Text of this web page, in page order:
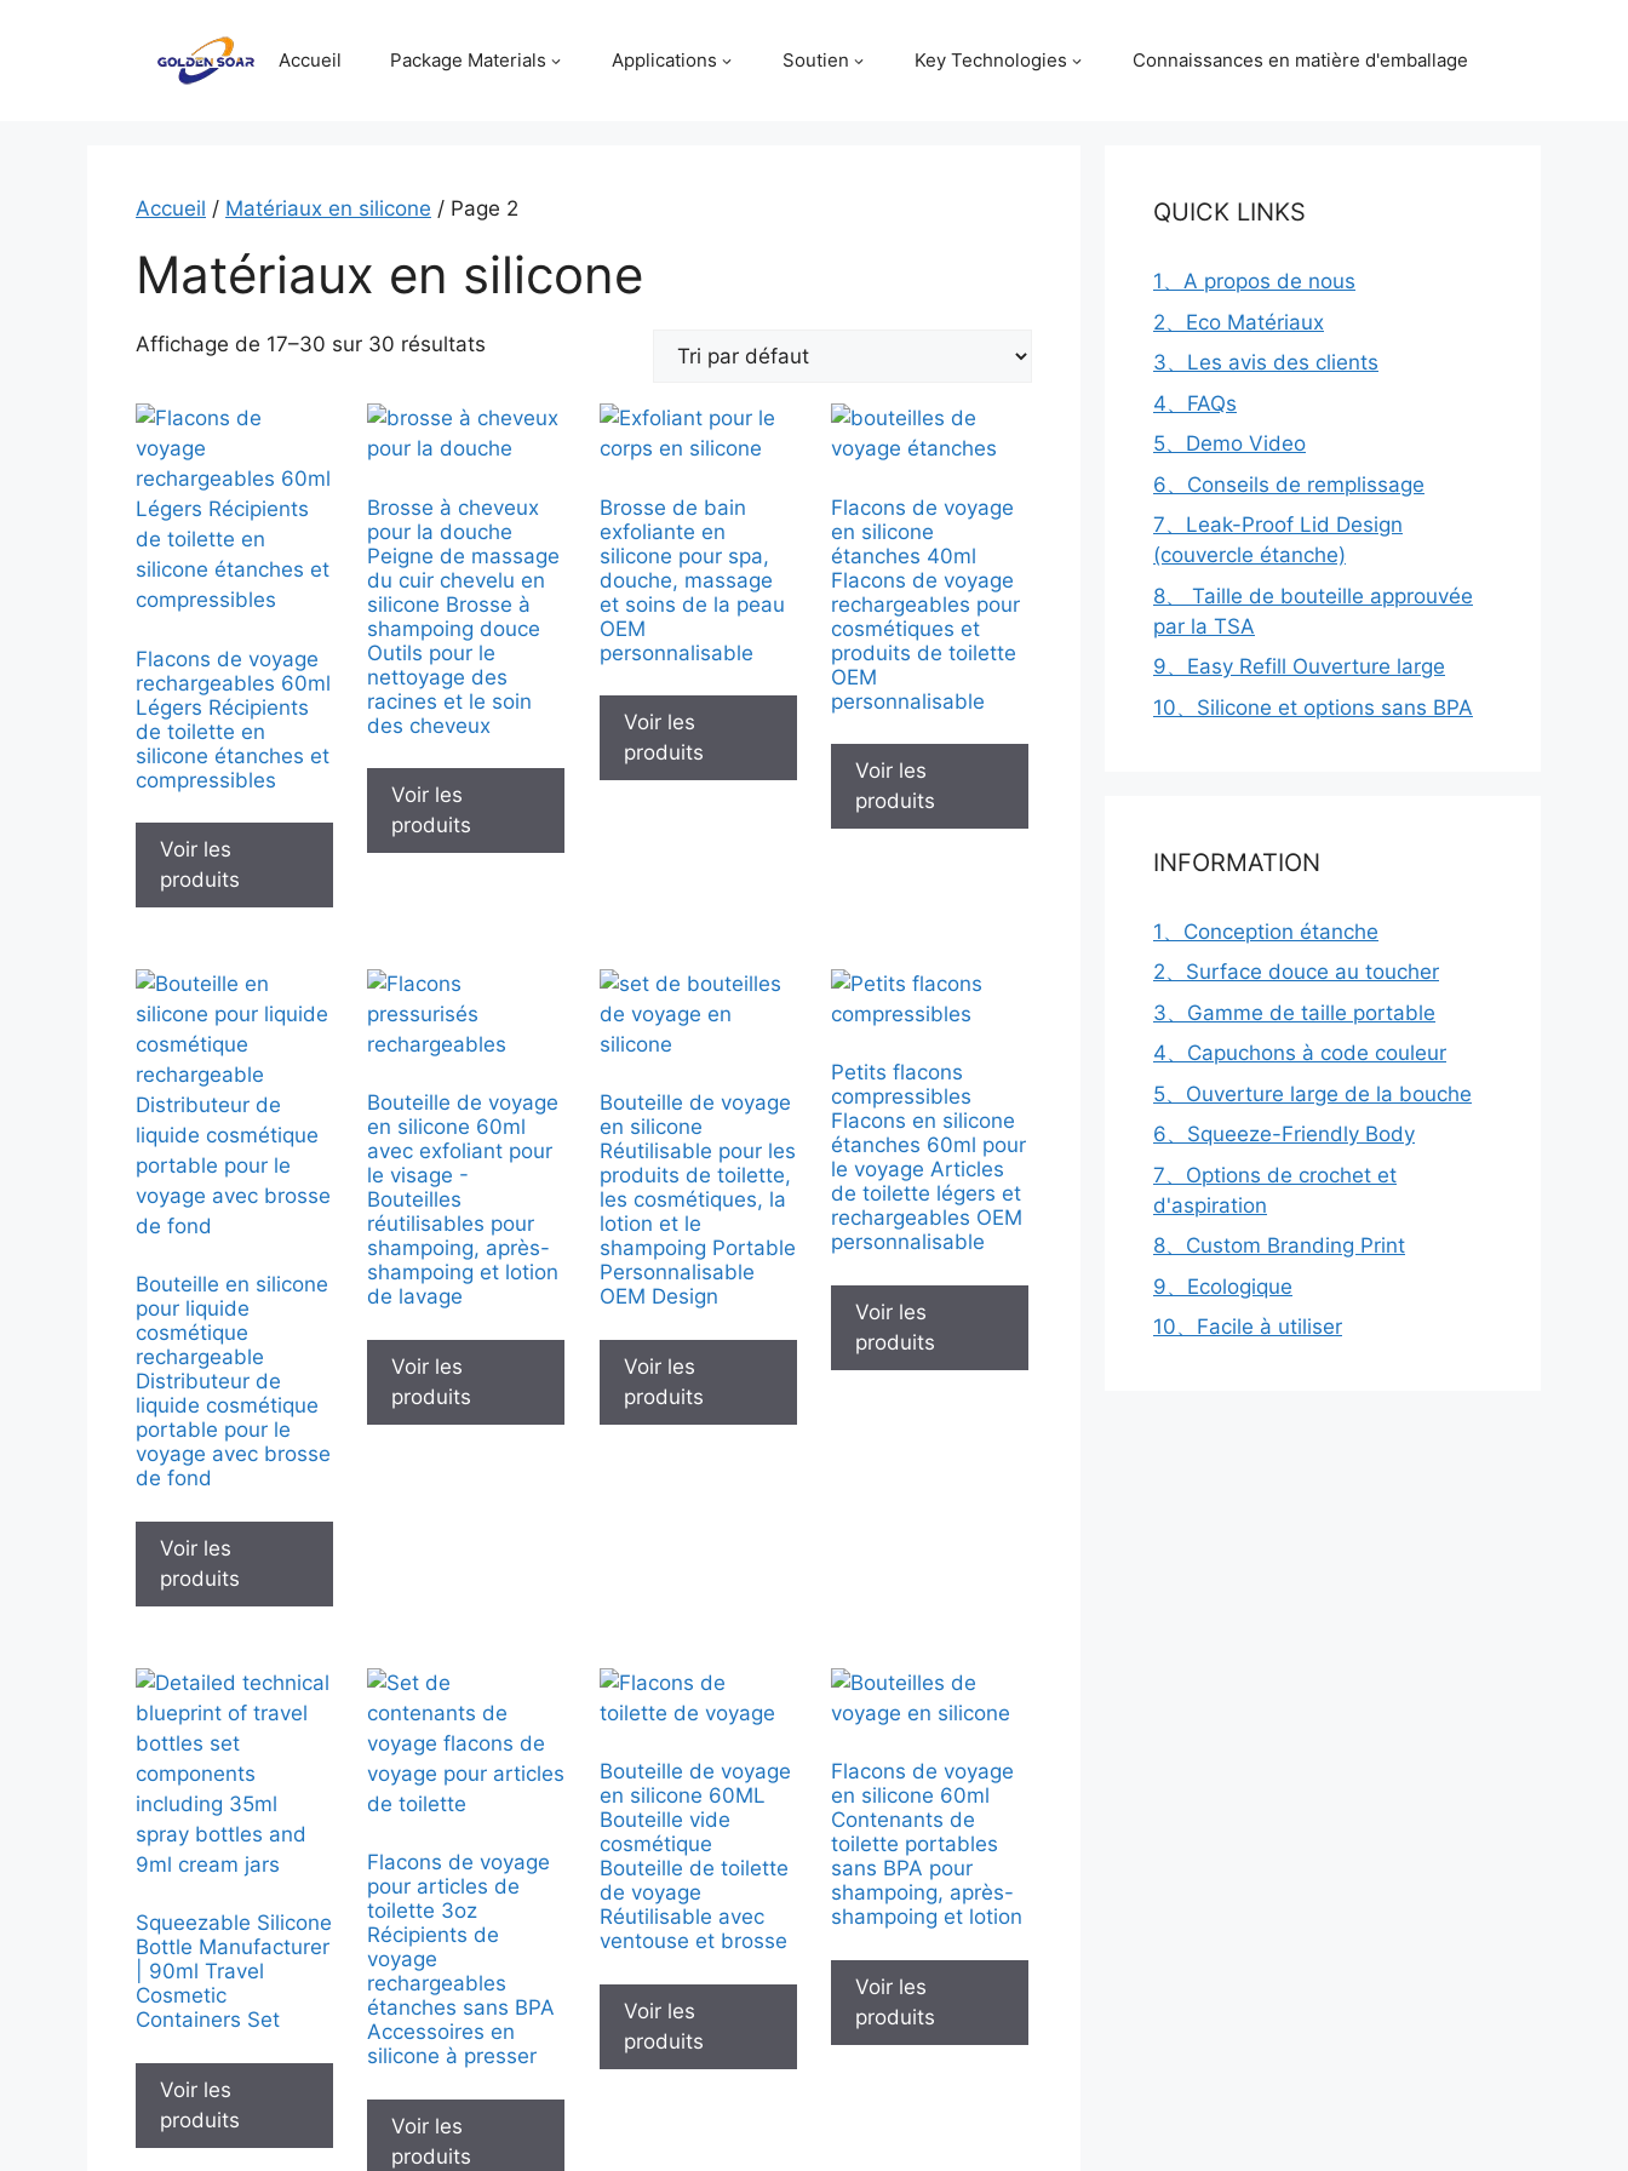
Accueil Package Materials Applications Soutien Key Technologies Connaissances en matière d'emballage
Accueil / Matériaux en silicone / Page 2
Matériaux en silicone
Affichage de 17–30 sur 30 résultats
Flacons de voyage
rechargeables 60ml
Légers Récipients
de toilette en
silicone étanches et
compressibles
Voir les
produits
Brosse à cheveux
pour la douche
Peigne de massage
du cuir chevelu en
silicone Brosse à
shampoing douce
Outils pour le
nettoyage des
racines et le soin
des cheveux
Voir les
produits
Brosse de bain
exfoliante en
silicone pour spa,
douche, massage
et soins de la peau
OEM
personnalisable
Voir les
produits
Flacons de voyage
en silicone
étanches 40ml
Flacons de voyage
rechargeables pour
cosmétiques et
produits de toilette
OEM
personnalisable
Voir les
produits
Bouteille en silicone
pour liquide
cosmétique
rechargeable
Distributeur de
liquide cosmétique
portable pour le
voyage avec brosse
de fond
Voir les
produits
Bouteille de voyage
en silicone 60ml
avec exfoliant pour
le visage -
Bouteilles
réutilisables pour
shampoing, après-
shampoing et lotion
de lavage
Voir les
produits
Bouteille de voyage
en silicone
Réutilisable pour les
produits de toilette,
les cosmétiques, la
lotion et le
shampoing Portable
Personnalisable
OEM Design
Voir les
produits
Petits flacons
compressibles
Flacons en silicone
étanches 60ml pour
le voyage Articles
de toilette légers et
rechargeables OEM
personnalisable
Voir les
produits
Squeezable Silicone
Bottle Manufacturer
| 90ml Travel
Cosmetic
Containers Set
Voir les
produits
Flacons de voyage
pour articles de
toilette 3oz
Récipients de
voyage
rechargeables
étanches sans BPA
Accessoires en
silicone à presser
Voir les
produits
Bouteille de voyage
en silicone 60ML
Bouteille vide
cosmétique
Bouteille de toilette
de voyage
Réutilisable avec
ventouse et brosse
Voir les
produits
Flacons de voyage
en silicone 60ml
Contenants de
toilette portables
sans BPA pour
shampoing, après-
shampoing et lotion
Voir les
produits
QUICK LINKS
1、A propos de nous
2、Eco Matériaux
3、Les avis des clients
4、FAQs
5、Demo Video
6、Conseils de remplissage
7、Leak-Proof Lid Design
(couvercle étanche)
8、 Taille de bouteille approuvée
par la TSA
9、Easy Refill Ouverture large
10、Silicone et options sans BPA
INFORMATION
1、Conception étanche
2、Surface douce au toucher
3、Gamme de taille portable
4、Capuchons à code couleur
5、Ouverture large de la bouche
6、Squeeze-Friendly Body
7、Options de crochet et
d'aspiration
8、Custom Branding Print
9、Ecologique
10、Facile à utiliser